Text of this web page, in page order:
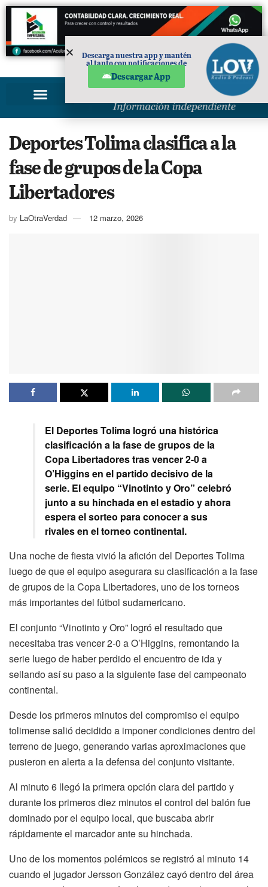
PUBLICIDAD
Deportes Tolima clasifica a la
fase de grupos de la Copa
Libertadores
by LaOtraVerdad 12 marzo, 2026
El Deportes Tolima logró una histórica
clasificación a la fase de grupos de la
Copa Libertadores tras vencer 2-0 a
O’Higgins en el partido decisivo de la
serie. El equipo “Vinotinto y Oro” celebró
junto a su hinchada en el estadio y ahora
espera el sorteo para conocer a sus
rivales en el torneo continental.
Una noche de fiesta vivió la afición del Deportes Tolima
luego de que el equipo asegurara su clasificación a la fase
de grupos de la Copa Libertadores, uno de los torneos
más importantes del fútbol sudamericano.
El conjunto “Vinotinto y Oro” logró el resultado que
necesitaba tras vencer 2-0 a O’Higgins, remontando la
serie luego de haber perdido el encuentro de ida y
sellando así su paso a la siguiente fase del campeonato
continental.
Desde los primeros minutos del compromiso el equipo
tolimense salió decidido a imponer condiciones dentro del
terreno de juego, generando varias aproximaciones que
pusieron en alerta a la defensa del conjunto visitante.
Al minuto 6 llegó la primera opción clara del partido y
durante los primeros diez minutos el control del balón fue
dominado por el equipo local, que buscaba abrir
rápidamente el marcador ante su hinchada.
Uno de los momentos polémicos se registró al minuto 14
cuando el jugador Jersson González cayó dentro del área
Descarga nuestra app y mantén
al tanto con notificaciones de
Descargar App